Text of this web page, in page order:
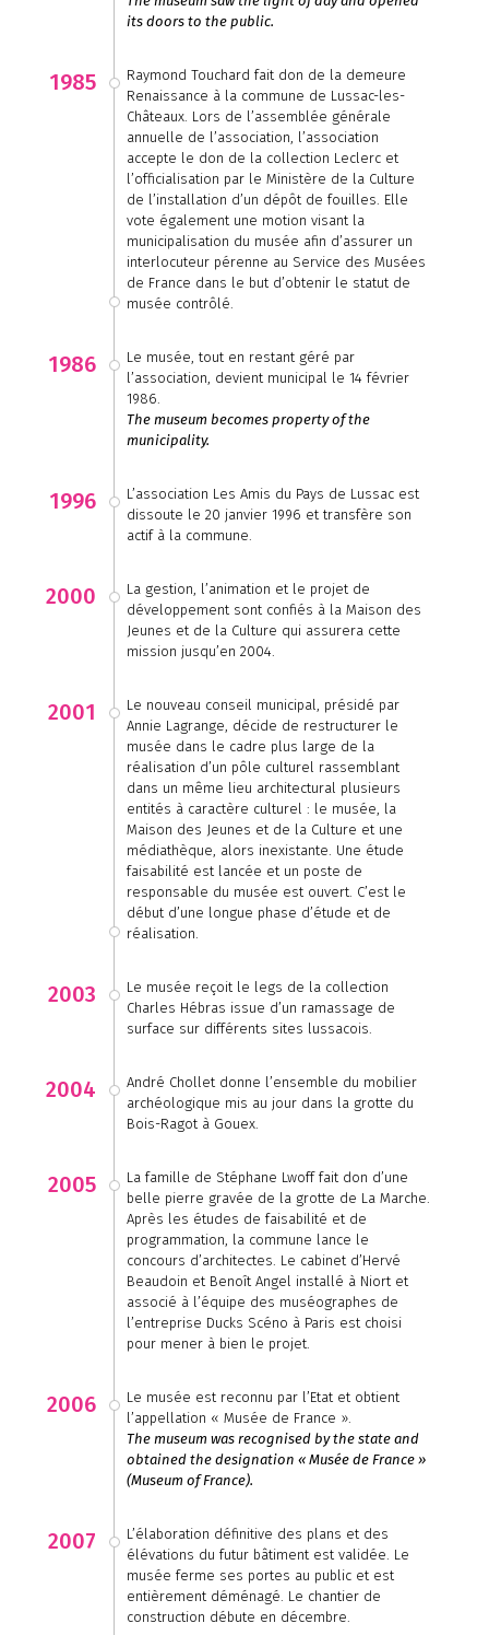
its doors to the public.
1985
Raymond Touchard fait don de la demeure
Renaissance à la commune de Lussac-les-
Châteaux. Lors de l’assemblée générale
annuelle de l’association, l’association
accepte le don de la collection Leclerc et
l’officialisation par le Ministère de la Culture
de l’installation d’un dépôt de fouilles. Elle
vote également une motion visant la
municipalisation du musée afin d’assurer un
interlocuteur pérenne au Service des Musées
de France dans le but d’obtenir le statut de
musée contrôlé.
1986
Le musée, tout en restant géré par
l’association, devient municipal le 14 février
1986.
The museum becomes property of the
municipality.
1996
L’association Les Amis du Pays de Lussac est
dissoute le 20 janvier 1996 et transfère son
actif à la commune.
2000
La gestion, l’animation et le projet de
développement sont confiés à la Maison des
Jeunes et de la Culture qui assurera cette
mission jusqu’en 2004.
2001
Le nouveau conseil municipal, présidé par
Annie Lagrange, décide de restructurer le
musée dans le cadre plus large de la
réalisation d’un pôle culturel rassemblant
dans un même lieu architectural plusieurs
entités à caractère culturel : le musée, la
Maison des Jeunes et de la Culture et une
médiathèque, alors inexistante. Une étude
faisabilité est lancée et un poste de
responsable du musée est ouvert. C’est le
début d’une longue phase d’étude et de
réalisation.
2003
Le musée reçoit le legs de la collection
Charles Hébras issue d’un ramassage de
surface sur différents sites lussacois.
2004
André Chollet donne l’ensemble du mobilier
archéologique mis au jour dans la grotte du
Bois-Ragot à Gouex.
2005
La famille de Stéphane Lwoff fait don d’une
belle pierre gravée de la grotte de La Marche.
Après les études de faisabilité et de
programmation, la commune lance le
concours d’architectes. Le cabinet d’Hervé
Beaudoin et Benoît Angel installé à Niort et
associé à l’équipe des muséographes de
l’entreprise Ducks Scéno à Paris est choisi
pour mener à bien le projet.
2006
Le musée est reconnu par l’Etat et obtient
l’appellation « Musée de France ».
The museum was recognised by the state and
obtained the designation « Musée de France »
(Museum of France).
2007
L’élaboration définitive des plans et des
élévations du futur bâtiment est validée. Le
musée ferme ses portes au public et est
entièrement déménagé. Le chantier de
construction débute en décembre.